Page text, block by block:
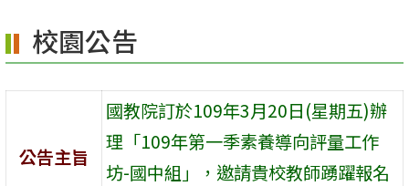
校園公告
公告主旨
國教院訂於109年3月20日(星期五)辦
理「109年第一季素養導向評量工作
坊-國中組」，邀請貴校教師踴躍報名